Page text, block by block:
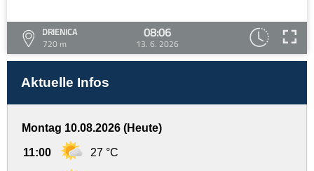
DRIENICA
720 m
08:06
13. 6. 2026
Aktuelle Infos
Montag 10.08.2026 (Heute)
11:00 27 °C